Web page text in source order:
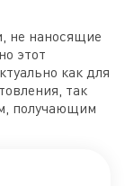
не наносящие
этот
как для
так
получающим